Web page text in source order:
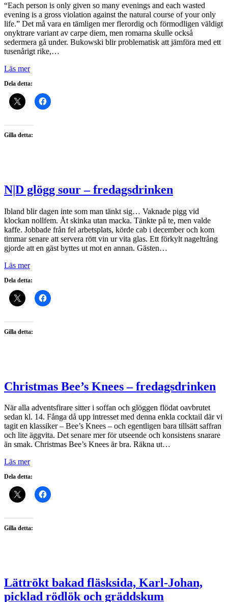
“Each person is only given so many evenings and each wasted
evening is a gross violation against the natural course of your only
life.” Det må vara en tämligen mer flerordig och förmodligen väldigt
onyktrare variant av carpe diem, men romarna skulle också
sedermera gå under. Bukowski blir problematisk att jämföra med ett
tusenårigt rike,…
Läs mer
Dela detta:
Gilla detta:
N|D glögg sour – fredagsdrinken
Ibland blir dagen inte som man tänkt sig… Vaknade pigg vid
klockan nollfem. Åt skinka utan macka. Tänkte på te, men valde
kaffe. Jobbade från fel arbetsplats, körde cab i december och kom
timmar senare att servera rött vin ur vita glas. Ett förkylt nageltrång
gjorde att en gäst byttes ut mot en annan. Gästen…
Läs mer
Dela detta:
Gilla detta:
Christmas Bee’s Knees – fredagsdrinken
När alla adventsfirare sitter i soffan och glöggen flödat oavbrutet
sedan kl. 14. Fånga då upp intresset med denna enkla cocktail där vi
tagit en klassiker – Bee’s Knees – och egentligen bara tillsätt saffran
och lite äggvita. Det senare mer för utseende och konsistens snarare
än smak. Christmas Bee’s Knees är bra. Räkna ut…
Läs mer
Dela detta:
Gilla detta:
Lättrökt bakad fläsksida, Karl-Johan,
picklad rödlök och gräddskum